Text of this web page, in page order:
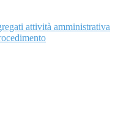
attività amministrativa